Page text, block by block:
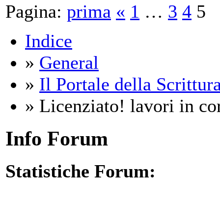
Pagina: prima « 1 … 3 4 5
Indice
» General
» Il Portale della
» Licenziato! lavori in
Info Forum
Statistiche Forum: